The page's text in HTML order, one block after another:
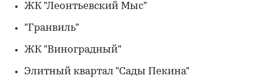
ЖК "Леонтьевский Мыс"
"Гранвиль"
ЖК "Виноградный"
Элитный квартал "Сады Пекина"